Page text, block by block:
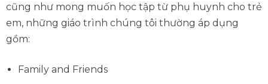
cũng như mong muốn học tập từ phụ huynh cho trẻ
em, những giáo trình chúng tôi thường áp dụng
gồm:
Family and Friends